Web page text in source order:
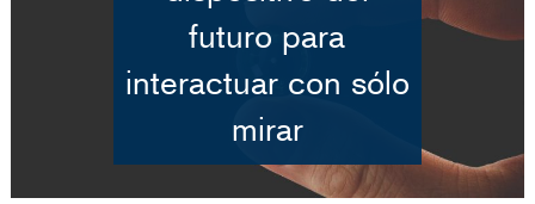
futuro para
interactuar con sólo
mirar